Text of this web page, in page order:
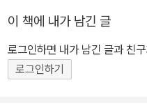
이 책에 내가 남긴 글
로그인하면 내가 남긴 글과 친
로그인하기